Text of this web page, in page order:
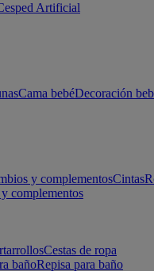
Artificial
Cama bebéDecoración
y complementosCintas
complementos
Cestas de ropa
bañoRepisa para baño